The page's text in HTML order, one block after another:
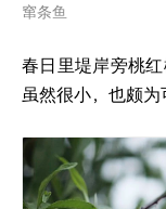
窜条鱼
春日里堤岸旁桃
虽然很小，也颇为